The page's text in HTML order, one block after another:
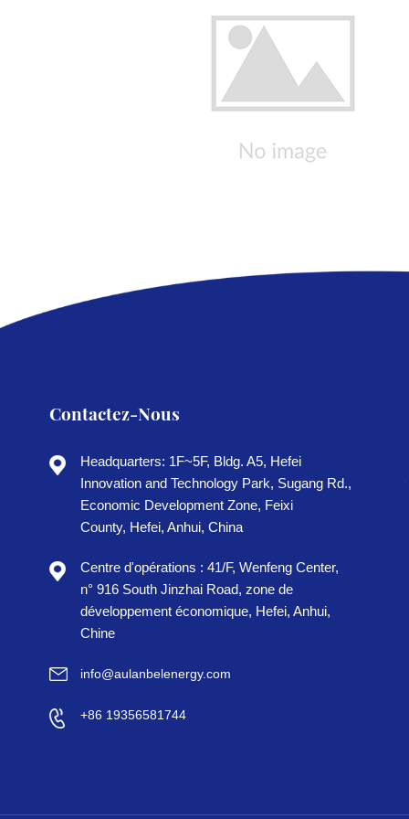
Contactez-Nous
Headquarters: 1F~5F, Bldg. A5, Hefei
Innovation and Technology Park, Sugang Rd.,
Economic Development Zone, Feixi
County, Hefei, Anhui, China
Centre d'opérations : 41/F, Wenfeng Center,
n° 916 South Jinzhai Road, zone de
développement économique, Hefei, Anhui,
Chine
info@aulanbelenergy.com
+86 19356581744